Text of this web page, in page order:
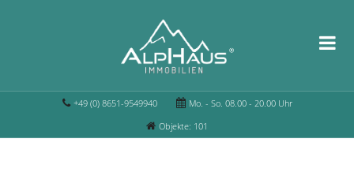
+49 (0) 8651-9549940
Mo. - So. 08.00 - 20.00 Uhr
Objekte: 101